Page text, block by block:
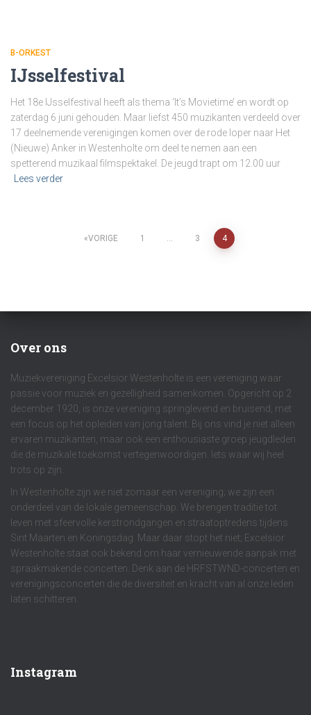
B-ORKEST
IJsselfestival
Het 18e IJsselfestival heeft als thema ‘It’s Movietime’ en wordt op
zaterdag 6 juni gehouden. Maar liefst 450 muzikanten verdeeld over
17 deelnemende verenigingen komen over de rode loper naar Het
(Nieuwe) Anker in Westenholte om deel te nemen aan een
spetterend muzikaal filmspektakel. De jeugd trapt om 12.00 uur
Lees verder
BerichtenVORIGE 1 … 3 4
Over ons
Muziekvereniging Excelsior Westenholte is een vereniging waar
passie voor muziek en gezelligheid samenkomen. Opgericht op 2
december 1920, is onze vereniging springlevend en bruisend, met
een focus op het opleiden van jong talent. Bij ons vind je niet alleen
ervaren muzikanten, maar ook een enthousiaste groep jeugdleden
die de muzikale toekomst vertegenwoordigen. Iets waar wij heel
trots op zijn.
In Westenholte zijn we niet zomaar een vereniging; we zijn een
onderdeel van de lokale gemeenschap. We brengen traditie tot
leven met sfeervolle kerstrondgangen en straatoptredens tijdens
Sint Maarten en Koningsdag. Maar daar stopt het niet; Excelsior
Westenholte staat ook bekend om haar vernieuwende aanpak met
spraakmakende concerten. Denk aan de HRFSTWND-concerten en
verenigingsconcerten die de diversiteit en kracht van al onze leden
laten schitteren.
Instagram